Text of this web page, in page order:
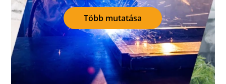
Több mutatása